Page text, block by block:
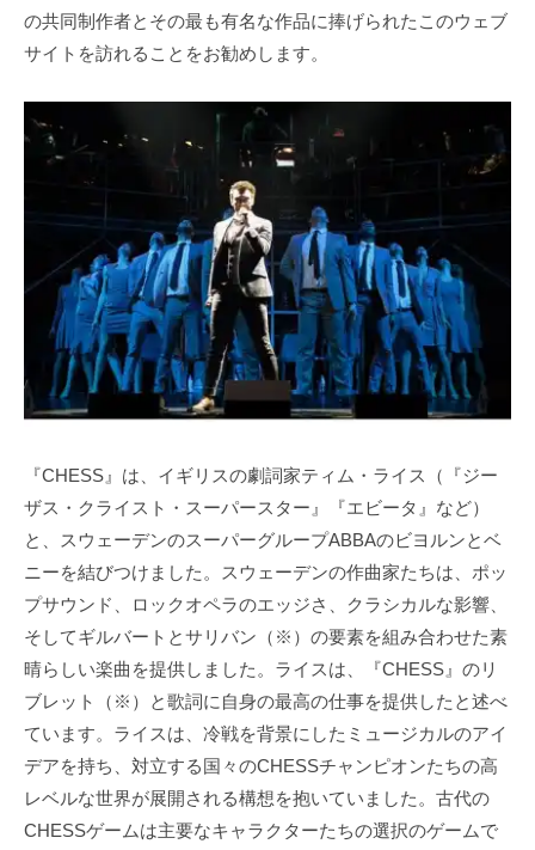
の共同制作者とその最も有名な作品に捧げられたこのウェブ
サイトを訪れることをお勧めします。
『CHESS』は、イギリスの劇詞家ティム・ライス（『ジー
ザス・クライスト・スーパースター』『エビータ』など）
と、スウェーデンのスーパーグループABBAのビヨルンとベ
ニーを結びつけました。スウェーデンの作曲家たちは、ポッ
プサウンド、ロックオペラのエッジさ、クラシカルな影響、
そしてギルバートとサリバン（※）の要素を組み合わせた素
晴らしい楽曲を提供しました。ライスは、『CHESS』のリ
ブレット（※）と歌詞に自身の最高の仕事を提供したと述べ
ています。ライスは、冷戦を背景にしたミュージカルのアイ
デアを持ち、対立する国々のCHESSチャンピオンたちの高
レベルな世界が展開される構想を抱いていました。古代の
CHESSゲームは主要なキャラクターたちの選択のゲームで